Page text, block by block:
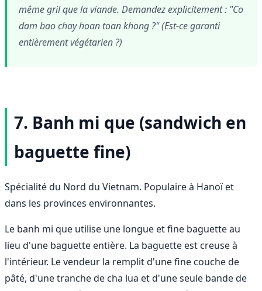
même gril que la viande. Demandez explicitement : "Co
dam bao chay hoan toan khong ?" (Est-ce garanti
entièrement végétarien ?)
7. Banh mi que (sandwich en
baguette fine)
Spécialité du Nord du Vietnam. Populaire à Hanoï et
dans les provinces environnantes.
Le banh mi que utilise une longue et fine baguette au
lieu d'une baguette entière. La baguette est creuse à
l'intérieur. Le vendeur la remplit d'une fine couche de
pâté, d'une tranche de cha lua et d'une seule bande de